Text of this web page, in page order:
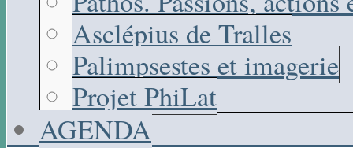
Asclépius de Tralles
Palimpsestes et imagerie
Projet PhiLat
AGENDA